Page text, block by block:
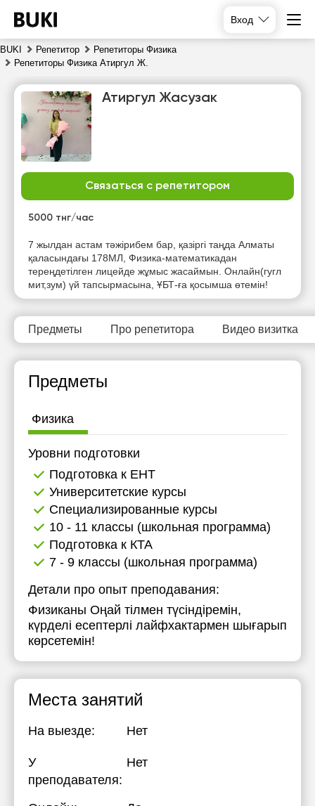
Вход
BUKI Репетитор
Репетиторы Физика
Репетиторы Физика Атиргул Ж.
Атиргул Жасузак
Связаться с репетитором
5000 тнг/час
7 жылдан астам тәжірибем бар, қазіргі таңда Алматы
қаласындағы 178МЛ, Физика-математикадан
тереңдетілген лицейде жұмыс жасаймын. Онлайн(гугл
мит,зум) үй тапсырмасына, ҰБТ-ға қосымша өтемін!
Предметы Про репетитора Видео визитка
Предметы
Физика
Уровни подготовки
Подготовка к ЕНТ
Университетские курсы
Специализированные курсы
10 - 11 классы (школьная программа)
Подготовка к КТА
7 - 9 классы (школьная программа)
Детали про опыт преподавания:
Физиканы Оңай тілмен түсіндіремін,
күрделі есептерлі лайфхактармен шығарып
көрсетемін!
Места занятий
На выезде: Нет
У
преподавателя:
Нет
пн
вт
Нет
свободных
часов
Нет
свободных
часов
Нет
свободных
часов
Нет
часов